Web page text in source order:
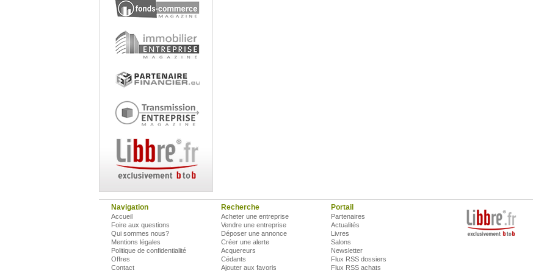
Navigation
Accueil
Foire aux questions
Qui sommes nous?
Mentions légales
Politique de confidentialité
Offres
Contact
Recherche
Acheter une entreprise
Vendre une entreprise
Déposer une annonce
Créer une alerte
Acquereurs
Cédants
Ajouter aux favoris
Portail
Partenaires
Actualités
Livres
Salons
Newsletter
Flux RSS dossiers
Flux RSS achats